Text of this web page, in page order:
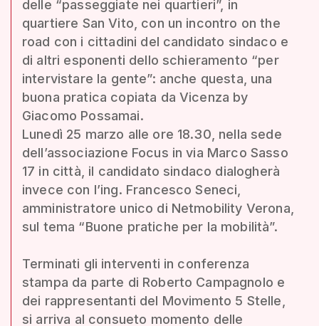
delle “passeggiate nei quartieri”, in
quartiere San Vito, con un incontro on the
road con i cittadini del candidato sindaco e
di altri esponenti dello schieramento “per
intervistare la gente”: anche questa, una
buona pratica copiata da Vicenza by
Giacomo Possamai.
Lunedì 25 marzo alle ore 18.30, nella sede
dell’associazione Focus in via Marco Sasso
17 in città, il candidato sindaco dialogherà
invece con l’ing. Francesco Seneci,
amministratore unico di Netmobility Verona,
sul tema “Buone pratiche per la mobilità”.
Terminati gli interventi in conferenza
stampa da parte di Roberto Campagnolo e
dei rappresentanti del Movimento 5 Stelle,
si arriva al consueto momento delle